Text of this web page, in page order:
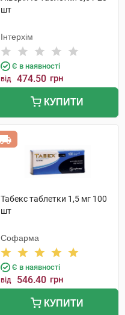
шт
Інтерхім
Є в наявності
від 474.50 грн
КУПИТИ
Табекс таблетки 1,5 мг 100
шт
Софарма
Є в наявності
від 546.40 грн
КУПИТИ